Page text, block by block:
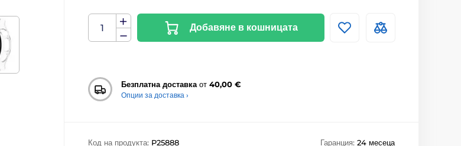
Добавяне в кошницата
Безплатна доставка от 40,00 €
Опции за доставка ›
Код на продукта: P25888 Гаранция: 24 месеца